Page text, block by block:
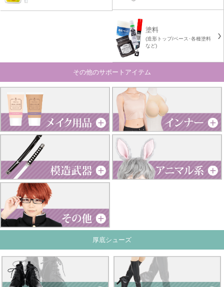
塗料
(造形トップ/ベース･各種塗料
など)
その他のサポートアイテム
厚底シューズ